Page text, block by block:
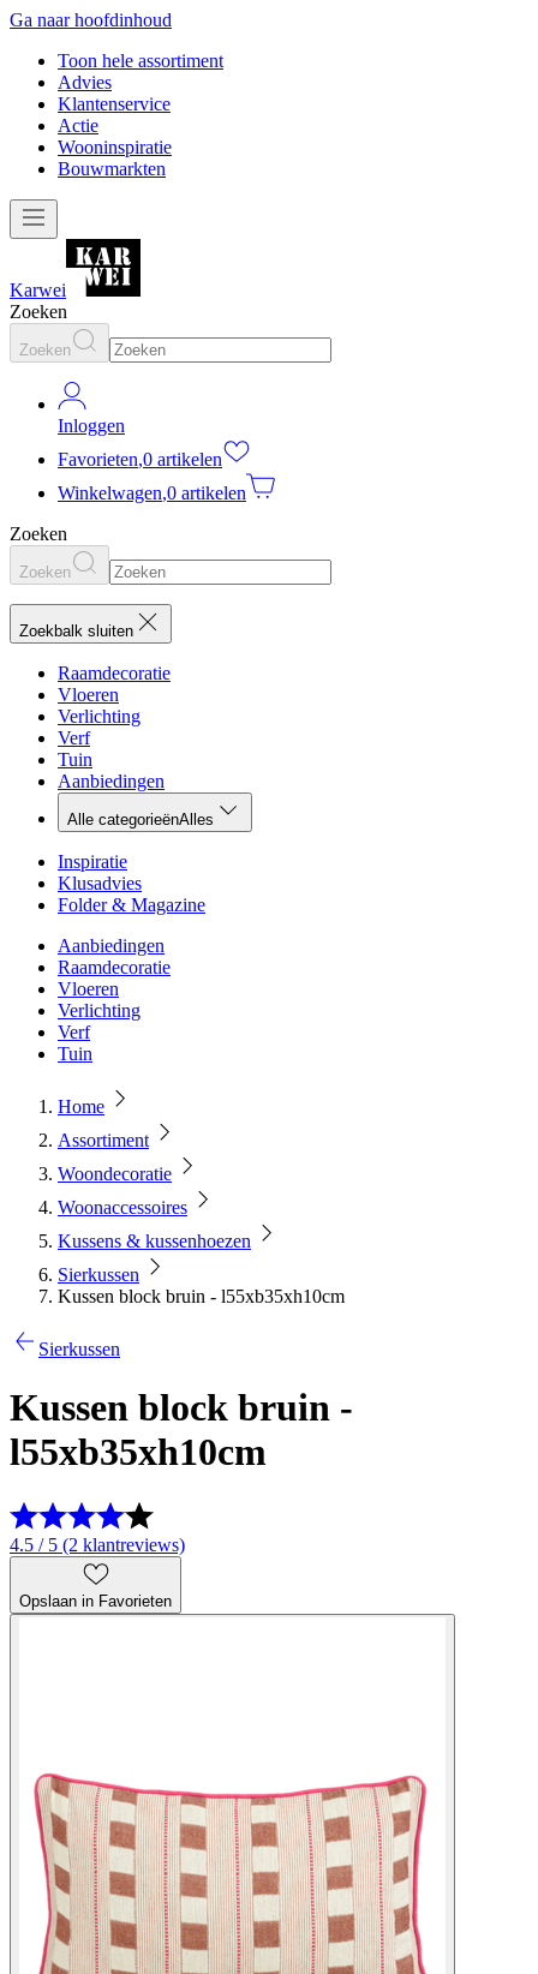
Ga naar hoofdinhoud
Toon hele assortiment
Advies
Klantenservice
Actie
Wooninspiratie
Bouwmarkten
Karwei
Zoeken
Zoeken
Inloggen
Favorieten,0 artikelen
Winkelwagen,0 artikelen
Zoeken
Zoeken
Zoekbalk sluiten
Raamdecoratie
Vloeren
Verlichting
Verf
Tuin
Aanbiedingen
Alle categorieënAlles
Inspiratie
Klusadvies
Folder & Magazine
Aanbiedingen
Raamdecoratie
Vloeren
Verlichting
Verf
Tuin
Home
Assortiment
Woondecoratie
Woonaccessoires
Kussens & kussenhoezen
Sierkussen
Kussen block bruin - l55xb35xh10cm
Sierkussen
Kussen block bruin -
l55xb35xh10cm
4.5 / 5 (2 klantreviews)
Opslaan in Favorieten